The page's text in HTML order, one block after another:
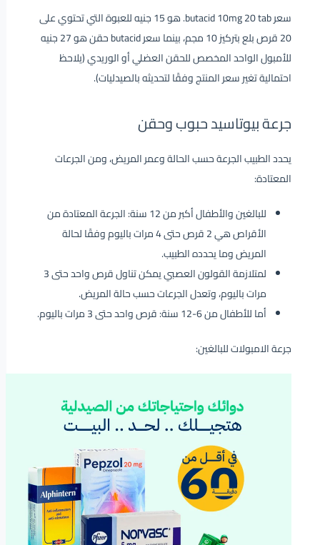
سعر butacid 10mg 20 tab. هو 15 جنيه للعبوة التي تحتوي على
20 قرص بلع بتركيز 10 مجم، بينما سعر butacid حقن هو 27 جنيه
للأمبول الواحد المخصص للحقن العضلي أو الوريدي (يلاحظ
احتمالية تغير سعر المنتج وفقًا لتحديثه بالصيدليات).
جرعة بيوتاسيد حبوب وحقن
يحدد الطبيب الجرعة حسب الحالة وعمر المريض، ومن الجرعات
المعتادة:
للبالغين والأطفال أكبر من 12 سنة: الجرعة المعتادة من
الأقراص هي 2 قرص حتى 4 مرات باليوم وفقًا لحالة
المريض وما يحدده الطبيب.
لمتلازمة القولون العصبي يمكن تناول قرص واحد حتى 3
مرات باليوم، وتعدل الجرعات حسب حالة المريض.
أما للأطفال من 6-12 سنة: قرص واحد حتى 3 مرات باليوم.
جرعة الامبولات للبالغين: